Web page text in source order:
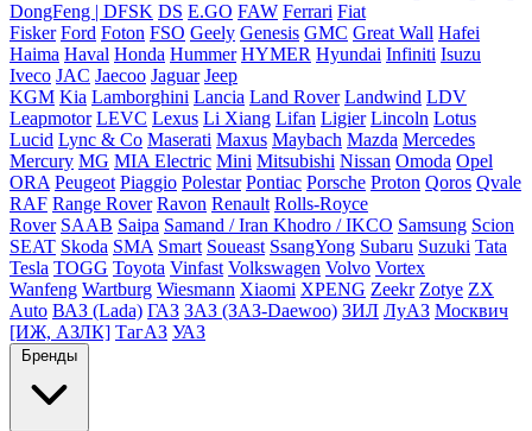
DongFeng | DFSK DS E.GO FAW Ferrari Fiat
Fisker Ford Foton FSO Geely Genesis GMC Great Wall Hafei
Haima Haval Honda Hummer HYMER Hyundai Infiniti Isuzu
Iveco JAC Jaecoo Jaguar Jeep
KGM Kia Lamborghini Lancia Land Rover Landwind LDV
Leapmotor LEVC Lexus Li Xiang Lifan Ligier Lincoln Lotus
Lucid Lync & Co Maserati Maxus Maybach Mazda Mercedes
Mercury MG MIA Electric Mini Mitsubishi Nissan Omoda Opel
ORA Peugeot Piaggio Polestar Pontiac Porsche Proton Qoros Qvale
RAF Range Rover Ravon Renault Rolls-Royce
Rover SAAB Saipa Samand / Iran Khodro / IKCO Samsung Scion
SEAT Skoda SMA Smart Soueast SsangYong Subaru Suzuki Tata
Tesla TOGG Toyota Vinfast Volkswagen Volvo Vortex
Wanfeng Wartburg Wiesmann Xiaomi XPENG Zeekr Zotye ZX
Auto ВАЗ (Lada) ГАЗ ЗАЗ (ЗАЗ-Daewoo) ЗИЛ ЛуАЗ Москвич
[ИЖ, АЗЛК] ТагАЗ УАЗ
Бренды